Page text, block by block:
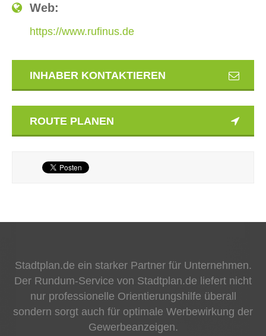
Web:
https://www.rufinus.de
INHABER KONTAKTIEREN
ROUTE PLANEN
Stadtplan.de ein starker Partner für Unternehmen.
Der Rundum-Service von Stadtplan.de liefert nicht
nur professionelle Orientierungshilfe überall
sondern sorgt auch für optimale Werbewirkung der
Gewerbeanzeigen.